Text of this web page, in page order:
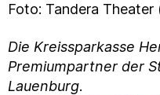
Foto: Tandera Theater
Die Kreissparkasse
Premiumpartner der
Lauenburg.